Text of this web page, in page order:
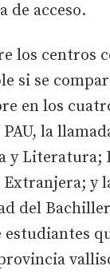
de acceso.
los centros
si se
en los
la
y Literatura;
y
del
estudiantes